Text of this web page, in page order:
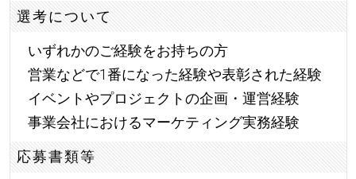
選考について
いずれかのご経験をお持ちの方
営業などで1番になった経験や表彰された経験
イベントやプロジェクトの企画・運営経験
事業会社におけるマーケティング実務経験
応募書類等